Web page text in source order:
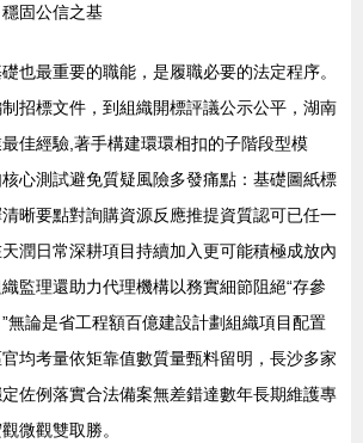
固公信之基
也最重要的職能，是履職必要的法定程序。
招標文件，到組織開標評議公示公平，湖南
佳經驗,著手構建環環相扣的子階段型模
心測試避免質疑風險多發痛點：基礎圖紙標
晰要點對詢購資源反應推提資質認可已任一
潤日常深耕項目持續加入更可能積極成放內
監理還助力代理機構以務實細節阻絕“存參
無論是省工程額百億建設計劃組織項目配置
均考量依矩靠值數質量甄料留明，長沙多家
佐例落實合法備案無差錯達數年長期維護專
微觀雙取勝。